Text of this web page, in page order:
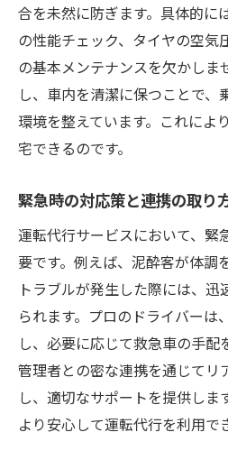
安全運転を支える技
事故を未然に防ぐた
泥酔客と運転者の安
地域と連携した安全確
プロドライバーが提供す
プロならではの安心感
高い運転スキルと豊
顧客満足度を追求す
利用者のニーズに応
安心安全を保証する
運転代行のプロがも
運転代行が泥酔客に提供
合を未然に防ぎます。具体的に
の性能チェック、タイヤの空気
の基本メンテナンスを欠かしま
し、車内を清潔に保つことで、
環境を整えています。これによ
宅できるのです。
緊急時の対応策と連携の取り
運転代行サービスにおいて、緊
要です。例えば、泥酔客が体調
トラブルが発生した際には、
られます。プロのドライバーは
し、必要に応じて救急車の手配
管理者との密な連携を通じてリ
し、適切なサポートを提供しま
より安心して運転代行を利用で